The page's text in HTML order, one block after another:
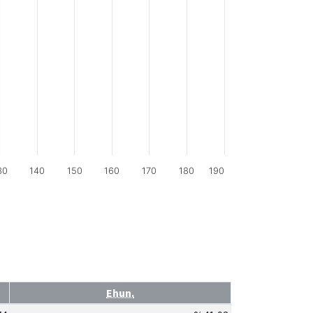
140 150 160 170 180 190
Ehun.